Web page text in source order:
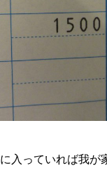
入っていれば我が